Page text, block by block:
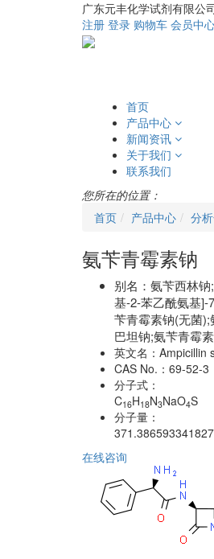
广东元丰化学试剂有限公
注册 登录 购物车 会员中
首页
产品中心
新闻资讯
关于我们
联系我们
您所在的位置：
首页
产品中心 分
氨苄青霉素钠
别名： 氨苄西林
基-2-苯乙酰氨基]-
苄青霉素钠(无菌
巴坦钠;氨苄青霉
英文名： Ampicillin
CAS No.： 69-52-3
分子式：
C16H18N3NaO4S
分子量：
371.386593341827
在线咨询